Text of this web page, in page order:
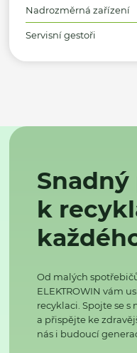
Nadrozměrná zařízení
Servisní gestoři
k
Od malých
ELEKTROWIN vám
recyklaci. Spojte se
a přispějte ke
nás i budoucí